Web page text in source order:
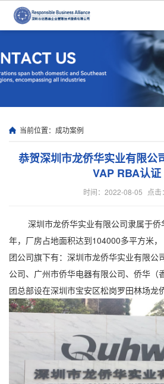
当前位置： 成功案例
恭贺深圳市龙侨华实业有限公
VAP RBA认证
时间：2022-08-05 点击：
深圳市龙侨华实业有限公司隶属于侨
年，厂房占地面积达到104000多平方米
团公司旗下有：深圳市龙侨华实业有限公
公司、广州市侨华电器有限公司、侨华（
团总部设在深圳市宝安区松岗罗田林场龙